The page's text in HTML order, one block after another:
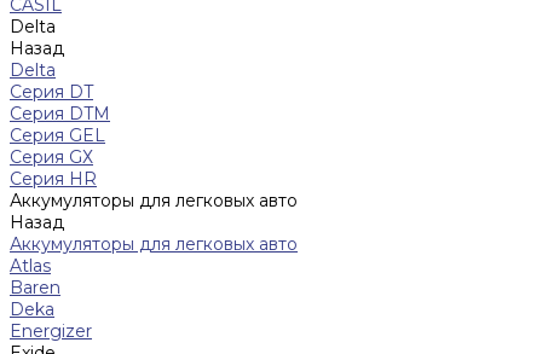
CASIL
Delta
Назад
Delta
Серия DT
Серия DTM
Серия GEL
Серия GХ
Серия HR
Аккумуляторы для легковых авто
Назад
Аккумуляторы для легковых авто
Atlas
Baren
Deka
Energizer